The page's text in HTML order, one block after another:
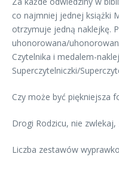
co najmniej jednej książki
otrzymuje jedną naklejkę.
uhonorowana/
Czytelnika i medalem-
Superczytelniczki/
Czy może być piękniejsza
Drogi Rodzicu, nie
Liczba zestawów